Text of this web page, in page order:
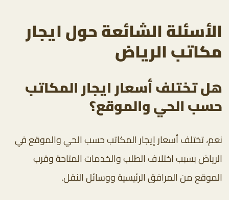
الأسئلة الشائعة حول ايجار
مكاتب الرياض
هل تختلف أسعار ايجار المكاتب
حسب الحي والموقع؟
نعم، تختلف أسعار إيجار المكاتب حسب الحي والموقع في
الرياض بسبب اختلاف الطلب والخدمات المتاحة وقرب
الموقع من المرافق الرئيسية ووسائل النقل.